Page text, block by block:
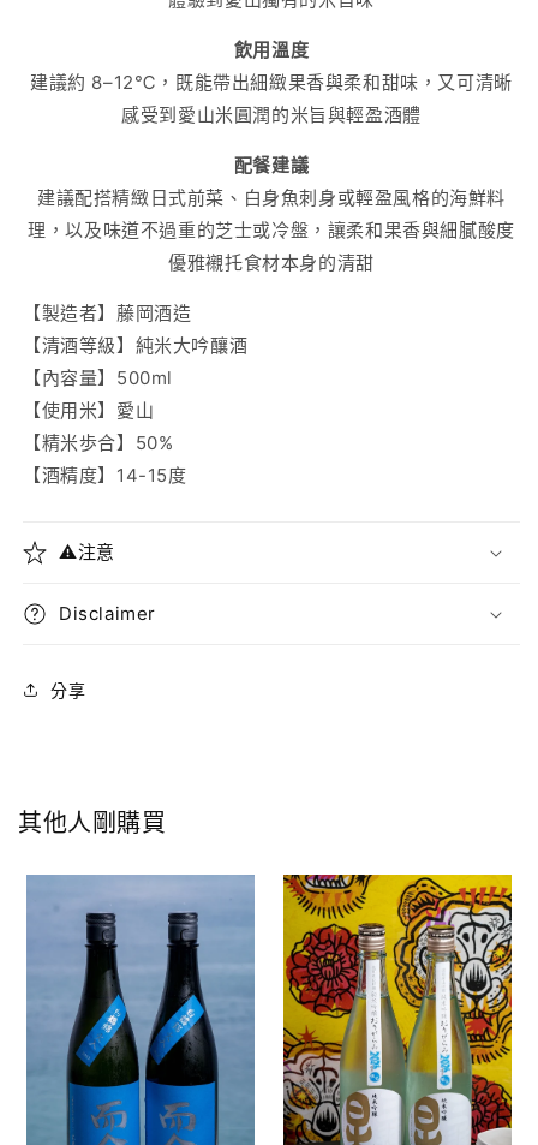
飲用溫度
建議約 8–12℃，既能帶出細緻果香與柔和甜味，又可清晰
感受到愛山米圓潤的米旨與輕盈酒體
配餐建議
建議配搭精緻日式前菜、白身魚刺身或輕盈風格的海鮮料
理，以及味道不過重的芝士或冷盤，讓柔和果香與細膩酸度
優雅襯托食材本身的清甜
【製造者】藤岡酒造
【清酒等級】純米大吟釀酒
【內容量】500ml
【使用米】愛山
【精米歩合】50%
【酒精度】14-15度
⚠️注意
Disclaimer
分享
其他人剛購買